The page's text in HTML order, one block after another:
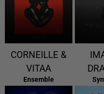
CORNEILLE &
VITAA
Ensemble